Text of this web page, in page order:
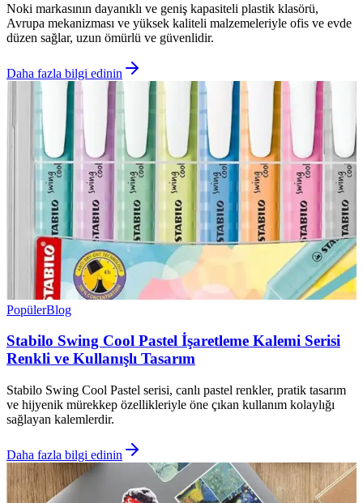
Noki markasının dayanıklı ve geniş kapasiteli plastik klasörü,
Avrupa mekanizması ve yüksek kaliteli malzemeleriyle ofis ve evde
düzen sağlar, uzun ömürlü ve güvenlidir.
Daha fazla bilgi edinin
PopülerBlog
Stabilo Swing Cool Pastel İşaretleme Kalemi Serisi
Renkli ve Kullanışlı Tasarım
Stabilo Swing Cool Pastel serisi, canlı pastel renkler, pratik tasarım
ve hijyenik mürekkep özellikleriyle öne çıkan kullanım kolaylığı
sağlayan kalemlerdir.
Daha fazla bilgi edinin